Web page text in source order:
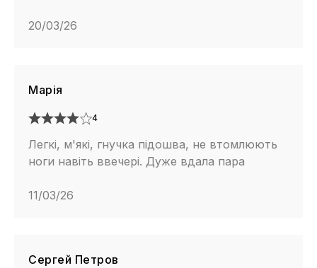
20/03/26
Марія
4
Легкі, м'які, гнучка підошва, не втомлюють
ноги навіть ввечері. Дуже вдала пара
11/03/26
Сергей Петров